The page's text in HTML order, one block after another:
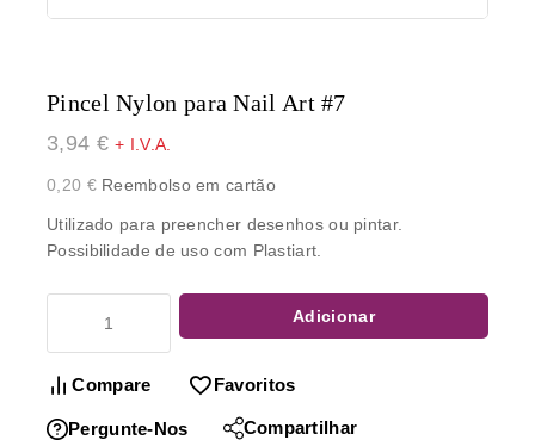
Pincel Nylon para Nail Art #7
3,94 € + I.V.A.
0,20 €Reembolso em cartão
Utilizado para preencher desenhos ou pintar.
Possibilidade de uso com Plastiart.
Adicionar
Compare Favoritos
Pergunte-Nos Compartilhar